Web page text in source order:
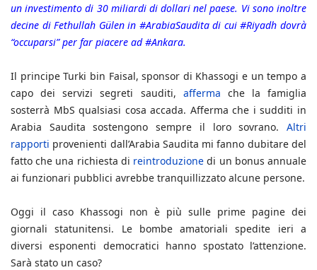
un investimento di 30 miliardi di dollari nel paese. Vi sono inoltre
decine di Fethullah Gülen in #ArabiaSaudita di cui #Riyadh dovrà
“occuparsi” per far piacere ad #Ankara.
Il principe Turki bin Faisal, sponsor di Khassogi e un tempo a
capo dei servizi segreti sauditi, afferma che la famiglia
sosterrà MbS qualsiasi cosa accada. Afferma che i sudditi in
Arabia Saudita sostengono sempre il loro sovrano. Altri
rapporti provenienti dall’Arabia Saudita mi fanno dubitare del
fatto che una richiesta di reintroduzionedi un bonus annuale
ai funzionari pubblici avrebbe tranquillizzato alcune persone.
Oggi il caso Khassogi non è più sulle prime pagine dei
giornali statunitensi. Le bombe amatoriali spedite ieri a
diversi esponenti democratici hanno spostato l’attenzione.
Sarà stato un caso?